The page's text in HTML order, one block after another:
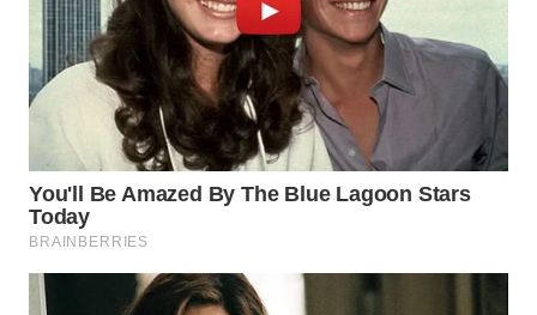
WN
KARO
SIMALUNGUN
WN
LABUHANBATU